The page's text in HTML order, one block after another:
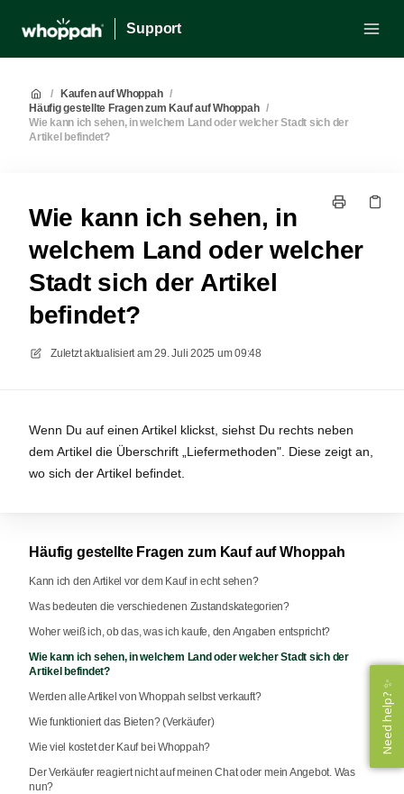
Support
/ Kaufen auf Whoppah /
Häufig gestellte Fragen zum Kauf auf Whoppah /
Wie kann ich sehen, in welchem Land oder welcher Stadt sich der
Artikel befindet?
Wie kann ich sehen, in
welchem Land oder welcher
Stadt sich der Artikel
befindet?
Zuletzt aktualisiert am29. Juli 2025 um 09:48
Wenn Du auf einen Artikel klickst, siehst Du rechts neben
dem Artikel die Überschrift „Liefermethoden". Diese zeigt an,
wo sich der Artikel befindet.
Häufig gestellte Fragen zum Kauf auf Whoppah
Kann ich den Artikel vor dem Kauf in echt sehen?
Was bedeuten die verschiedenen Zustandskategorien?
Woher weiß ich, ob das, was ich kaufe, den Angaben entspricht?
Wie kann ich sehen, in welchem Land oder welcher Stadt sich der
Artikel befindet?
Werden alle Artikel von Whoppah selbst verkauft?
Wie funktioniert das Bieten? (Verkäufer)
Wie viel kostet der Kauf bei Whoppah?
Der Verkäufer reagiert nicht auf meinen Chat oder mein Angebot. Was
nun?
Need help? ✨
Need help? ✨